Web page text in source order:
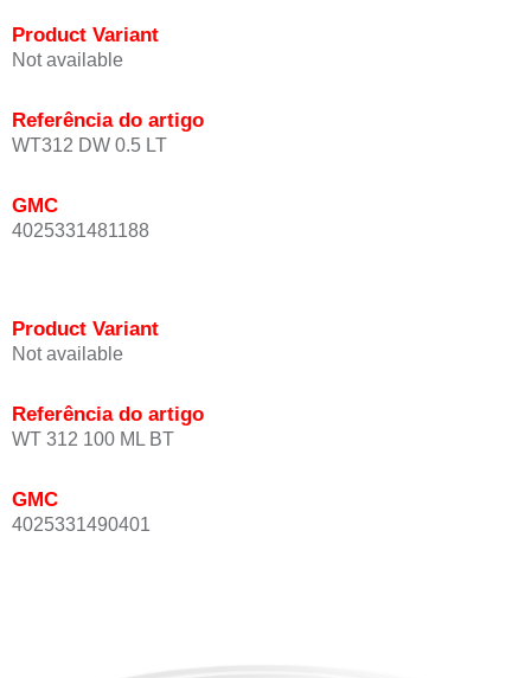
Product Variant
Not available
Referência do artigo
WT312 DW 0.5 LT
GMC
4025331481188
Product Variant
Not available
Referência do artigo
WT 312 100 ML BT
GMC
4025331490401